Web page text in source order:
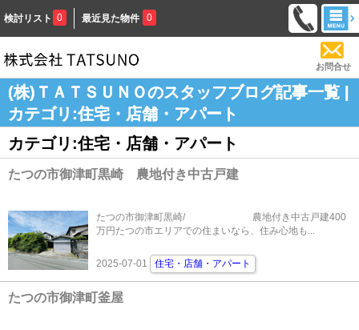
検討リスト 0 最近見た物件 0
お問合せ
(株)ＴＡＴＳＵＮＯのスタッフブログ記事一覧 |
カテゴリ:住宅・店舗・アパート
カテゴリ:住宅・店舗・アパート
たつの市御津町黒崎 農地付き中古戸建
たつの市御津町黒崎/ 農地付き中古戸建400
万円たつの市エリアでの住まいなら、住み心地も...
2025-07-01 住宅・店舗・アパート
たつの市御津町釜屋